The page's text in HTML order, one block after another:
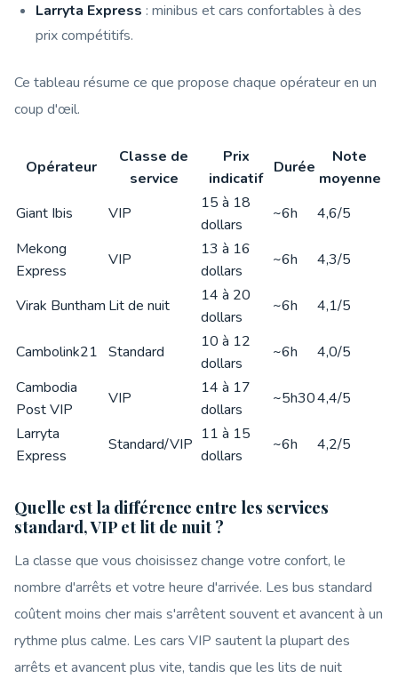
Larryta Express : minibus et cars confortables à des
prix compétitifs.
Ce tableau résume ce que propose chaque opérateur en un
coup d'œil.
Opérateur
Classe de
service
Prix
indicatif
Durée
Note
moyenne
Giant Ibis
VIP
15 à 18
dollars
~6h
4,6/5
Mekong
Express
VIP
13 à 16
dollars
~6h 4,3/5
Virak Buntham Lit de nuit
14 à 20
dollars
~6h 4,1/5
Cambolink21 Standard
10 à 12
dollars
~6h
4,0/5
Cambodia
Post VIP
VIP
14 à 17
dollars
~5h304,4/5
Larryta
Express
Standard/VIP
11 à 15
dollars
~6h 4,2/5
Quelle est la différence entre les services
standard, VIP et lit de nuit ?
La classe que vous choisissez change votre confort, le
nombre d'arrêts et votre heure d'arrivée. Les bus standard
coûtent moins cher mais s'arrêtent souvent et avancent à un
rythme plus calme. Les cars VIP sautent la plupart des
arrêts et avancent plus vite, tandis que les lits de nuit